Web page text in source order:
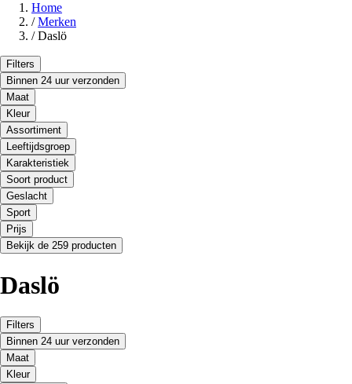
Home
/ Merken
/ Daslö
Filters
Binnen 24 uur verzonden
Maat
Kleur
Assortiment
Leeftijdsgroep
Karakteristiek
Soort product
Geslacht
Sport
Prijs
Bekijk de 259 producten
Daslö
Filters
Binnen 24 uur verzonden
Maat
Kleur